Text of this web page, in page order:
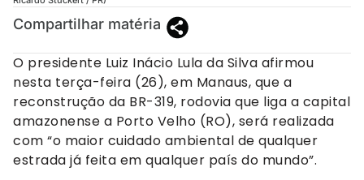
Compartilhar matéria
O presidente Luiz Inácio Lula da Silva afirmou
nesta terça-feira (26), em Manaus, que a
reconstrução da BR-319, rodovia que liga a capital
amazonense a Porto Velho (RO), será realizada
com “o maior cuidado ambiental de qualquer
estrada já feita em qualquer país do mundo”.